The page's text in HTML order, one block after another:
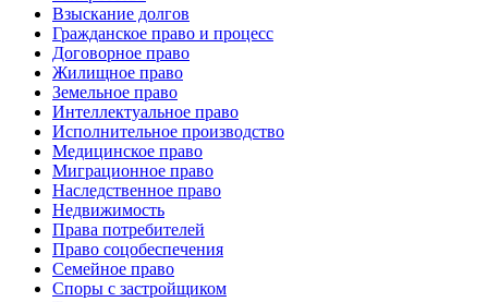
Взыскание долгов
Гражданское право и процесс
Договорное право
Жилищное право
Земельное право
Интеллектуальное право
Исполнительное производство
Медицинское право
Миграционное право
Наследственное право
Недвижимость
Права потребителей
Право соцобеспечения
Семейное право
Споры с застройщиком